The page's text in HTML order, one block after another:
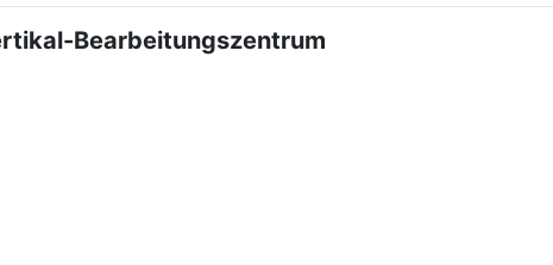
Bearbeitungszentrum